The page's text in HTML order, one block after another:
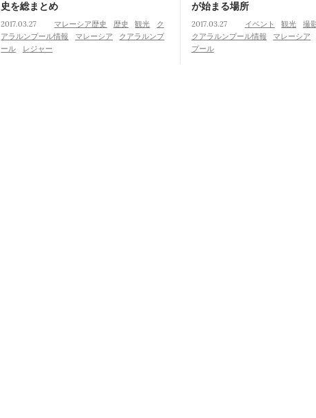
史を総まとめ
2017.03.27 マレーシア歴史 歴史 観光
ク
アラルンプール情報
マレーシア
クアラルンプ
ール
レジャー
が始まる場所
2017.03.27 イベント 観光
撮
クアラルンプール情報
マレーシア
プール